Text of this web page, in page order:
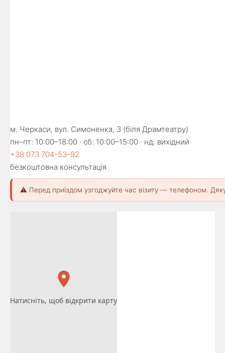
м. Черкаси, вул. Симоненка, 3 (біля Драмтеатру)
пн–пт: 10:00–18:00 · сб: 10:00–15:00 · нд: вихідний
+38 073 704-53-92
безкоштовна консультація
⚠️ Перед приїздом узгоджуйте час візиту — телефоном.
Натисніть, щоб відкрити карту